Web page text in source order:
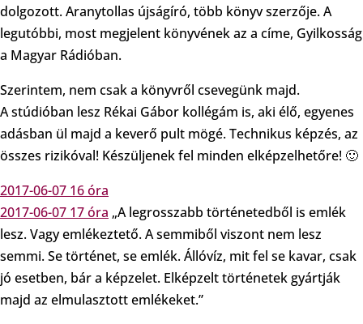
dolgozott. Aranytollas újságíró, több könyv szerzője. A
legutóbbi, most megjelent könyvének az a címe, Gyilkosság
a Magyar Rádióban.
Szerintem, nem csak a könyvről csevegünk majd.
A stúdióban lesz Rékai Gábor kollégám is, aki élő, egyenes
adásban ül majd a keverő pult mögé. Technikus képzés, az
összes rizikóval! Készüljenek fel minden elképzelhetőre! 🙂
2017-06-07 16 óra
2017-06-07 17 óra „A legrosszabb történetedből is emlék
lesz. Vagy emlékeztető. A semmiből viszont nem lesz
semmi. Se történet, se emlék. Állóvíz, mit fel se kavar, csak
jó esetben, bár a képzelet. Elképzelt történetek gyártják
majd az elmulasztott emlékeket.”